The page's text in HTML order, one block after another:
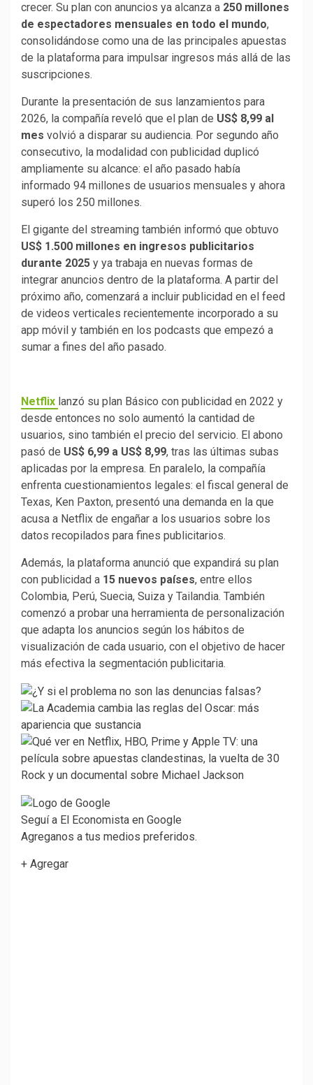
crecer. Su plan con anuncios ya alcanza a 250 millones
de espectadores mensuales en todo el mundo,
consolidándose como una de las principales apuestas
de la plataforma para impulsar ingresos más allá de las
suscripciones.
Durante la presentación de sus lanzamientos para
2026, la compañía reveló que el plan de US$ 8,99 al
mes volvió a disparar su audiencia. Por segundo año
consecutivo, la modalidad con publicidad duplicó
ampliamente su alcance: el año pasado había
informado 94 millones de usuarios mensuales y ahora
superó los 250 millones.
El gigante del streaming también informó que obtuvo
US$ 1.500 millones en ingresos publicitarios
durante 2025 y ya trabaja en nuevas formas de
integrar anuncios dentro de la plataforma. A partir del
próximo año, comenzará a incluir publicidad en el feed
de videos verticales recientemente incorporado a su
app móvil y también en los podcasts que empezó a
sumar a fines del año pasado.
Netflix lanzó su plan Básico con publicidad en 2022 y
desde entonces no solo aumentó la cantidad de
usuarios, sino también el precio del servicio. El abono
pasó de US$ 6,99 a US$ 8,99, tras las últimas subas
aplicadas por la empresa. En paralelo, la compañía
enfrenta cuestionamientos legales: el fiscal general de
Texas, Ken Paxton, presentó una demanda en la que
acusa a Netflix de engañar a los usuarios sobre los
datos recopilados para fines publicitarios.
Además, la plataforma anunció que expandirá su plan
con publicidad a 15 nuevos países, entre ellos
Colombia, Perú, Suecia, Suiza y Tailandia. También
comenzó a probar una herramienta de personalización
que adapta los anuncios según los hábitos de
visualización de cada usuario, con el objetivo de hacer
más efectiva la segmentación publicitaria.
Seguí a El Economista en Google
Agreganos a tus medios preferidos.
+ Agregar